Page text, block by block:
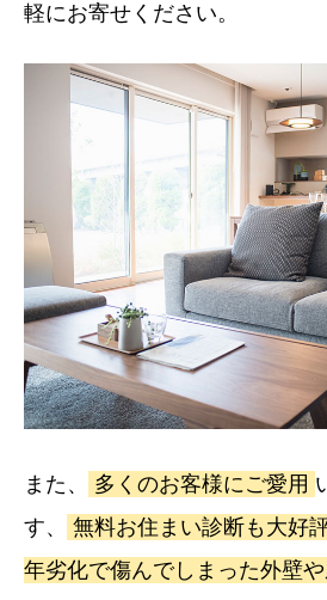
軽にお寄せください。
また、 多くのお客様にご愛用
す、
無料お住まい診断も大好
年劣化で傷んでしまった外壁